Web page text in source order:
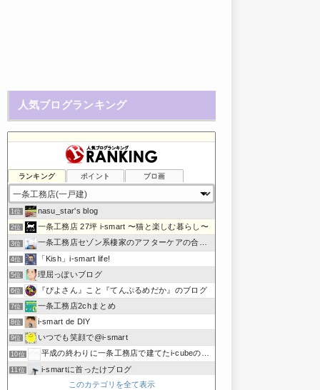
人気ブログランキング
ランキング ポイント ブロ画
1位 nasu_star's blog
2位 一条工務店 27坪 i-smart 〜猫と楽しむ暮らし〜
3位 一条工務店セゾン系棲家のアフターケアの合間に綴るブログ
4位 「Kish」i-smart life!
5位 理屈っぽいブログ
6位 『ぴよさん』こと『てんぷるめだか』のブログ
7位 一条工務店2chまとめ
8位 i-smart de DIY
9位 いつでも笑顔で@i-smart
10位 平成の終わりに一条工務店で建てたi-cubeのブログ
11位 i-smartに首ったけブログ
節約しないエコライフ
このカテゴリを全て表示